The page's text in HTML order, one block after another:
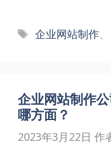
标
企业网站制作、
企业网站制作
哪方面？
2023年3月22日 作